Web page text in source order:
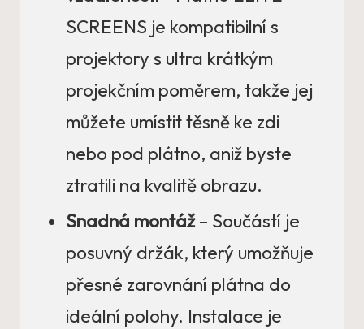
SCREENS je kompatibilní s
projektory s ultra krátkým
projekčním poměrem, takže jej
můžete umístit těsně ke zdi
nebo pod plátno, aniž byste
ztratili na kvalitě obrazu.
Snadná montáž– Součástí je
posuvný držák, který umožňuje
přesné zarovnání plátna do
ideální polohy. Instalace je